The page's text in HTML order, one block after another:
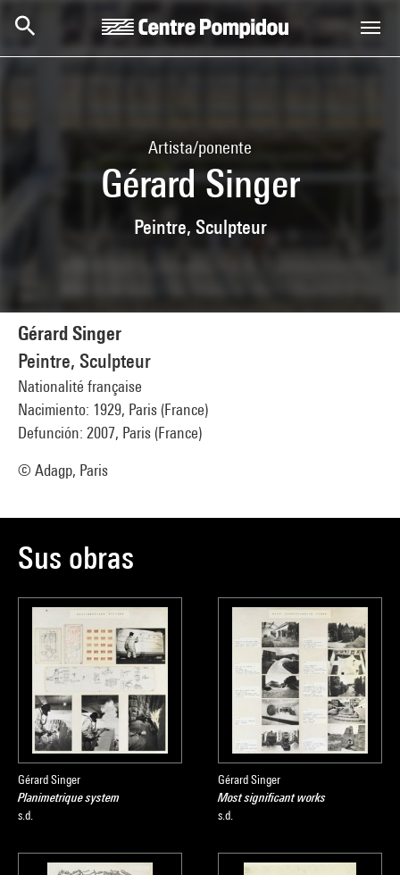
Artista/ponente
Gérard Singer
Peintre, Sculpteur
Gérard Singer
Peintre, Sculpteur
Nationalité française
Nacimiento: 1929, Paris (France)
Defunción: 2007, Paris (France)
© Adagp, Paris
Sus obras
Gérard Singer
Planimetrique system
s.d.
Gérard Singer
Most significant works
s.d.